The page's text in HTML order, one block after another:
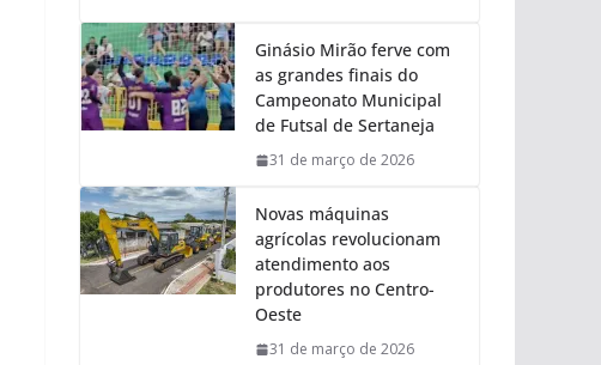
Ginásio Mirão ferve com
as grandes finais do
Campeonato Municipal
de Futsal de Sertaneja
31 de março de 2026
Novas máquinas
agrícolas revolucionam
atendimento aos
produtores no Centro-
Oeste
31 de março de 2026